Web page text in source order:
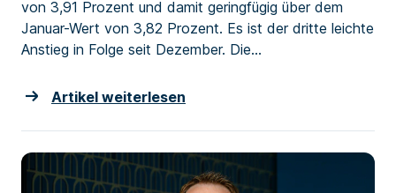
von 3,91 Prozent und damit geringfügig über dem
Januar-Wert von 3,82 Prozent. Es ist der dritte leichte
Anstieg in Folge seit Dezember. Die...
Artikel weiterlesen